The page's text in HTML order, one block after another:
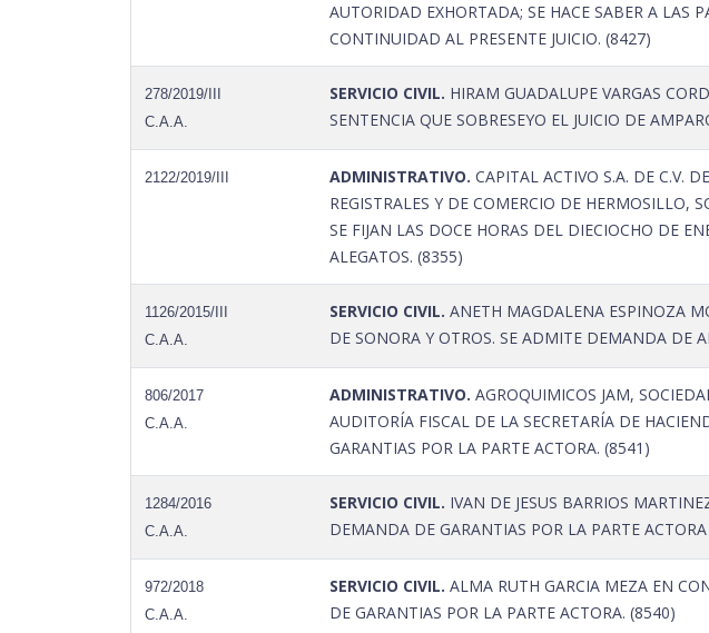
AUTORIDAD EXHORTADA; SE HACE SABER A LAS
CONTINUIDAD AL PRESENTE JUICIO. (8427)
278/2019/III
C.A.A.
SERVICIO CIVIL. HIRAM GUADALUPE VARGAS
SENTENCIA QUE SOBRESEYO EL JUICIO DE
2122/2019/III ADMINISTRATIVO. CAPITAL ACTIVO S.A. DE C.V.
REGISTRALES Y DE COMERCIO DE HERMOSILLO,
SE FIJAN LAS DOCE HORAS DEL DIECIOCHO DE
ALEGATOS. (8355)
1126/2015/III
C.A.A.
SERVICIO CIVIL. ANETH MAGDALENA ESPINOZA
DE SONORA Y OTROS. SE ADMITE DEMANDA DE
806/2017
C.A.A.
ADMINISTRATIVO. AGROQUIMICOS JAM,
AUDITORÍA FISCAL DE LA SECRETARÍA DE
GARANTIAS POR LA PARTE ACTORA. (8541)
1284/2016
C.A.A.
SERVICIO CIVIL. IVAN DE JESUS BARRIOS
DEMANDA DE GARANTIAS POR LA PARTE
972/2018
C.A.A.
SERVICIO CIVIL. ALMA RUTH GARCIA MEZA EN
DE GARANTIAS POR LA PARTE ACTORA. (8540)